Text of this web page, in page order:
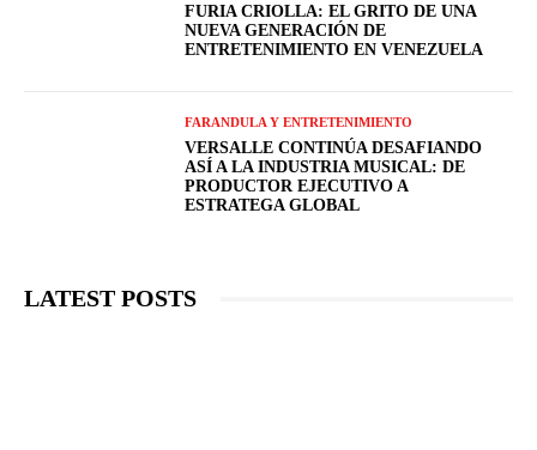
FURIA CRIOLLA: EL GRITO DE UNA
NUEVA GENERACIÓN DE
ENTRETENIMIENTO EN VENEZUELA
FARANDULA Y ENTRETENIMIENTO
VERSALLE CONTINÚA DESAFIANDO
ASÍ A LA INDUSTRIA MUSICAL: DE
PRODUCTOR EJECUTIVO A
ESTRATEGA GLOBAL
LATEST POSTS